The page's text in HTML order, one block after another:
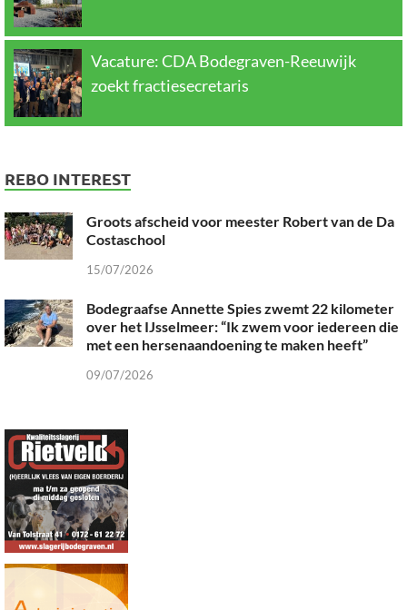
Vacature: CDA Bodegraven-Reeuwijk
zoekt fractiesecretaris
REBO INTEREST
Groots afscheid voor meester Robert van de Da
Costaschool
15/07/2026
Bodegraafse Annette Spies zwemt 22 kilometer
over het IJsselmeer: “Ik zwem voor iedereen die
met een hersenaandoening te maken heeft”
09/07/2026